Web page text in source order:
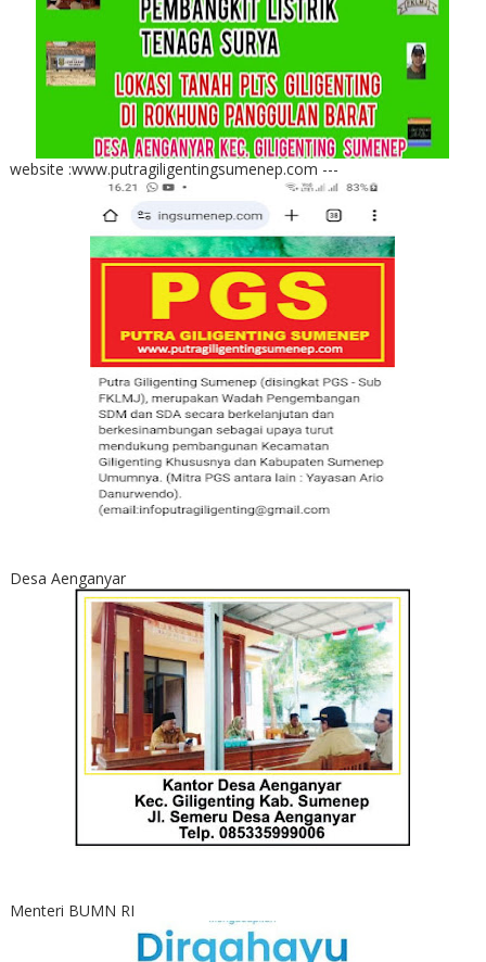
website :www.putragiligentingsumenep.com ---
Desa Aenganyar
Menteri BUMN RI